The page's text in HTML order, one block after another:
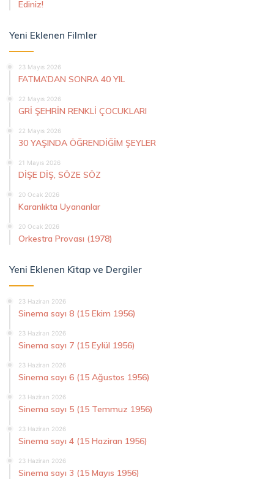
Ediniz!
Yeni Eklenen Filmler
23 Mayıs 2026
FATMA’DAN SONRA 40 YIL
22 Mayıs 2026
GRİ ŞEHRİN RENKLİ ÇOCUKLARI
22 Mayıs 2026
30 YAŞINDA ÖĞRENDİĞİM ŞEYLER
21 Mayıs 2026
DİŞE DİŞ, SÖZE SÖZ
20 Ocak 2026
Karanlıkta Uyananlar
20 Ocak 2026
Orkestra Provası (1978)
Yeni Eklenen Kitap ve Dergiler
23 Haziran 2026
Sinema sayı 8 (15 Ekim 1956)
23 Haziran 2026
Sinema sayı 7 (15 Eylül 1956)
23 Haziran 2026
Sinema sayı 6 (15 Ağustos 1956)
23 Haziran 2026
Sinema sayı 5 (15 Temmuz 1956)
23 Haziran 2026
Sinema sayı 4 (15 Haziran 1956)
23 Haziran 2026
Sinema sayı 3 (15 Mayıs 1956)